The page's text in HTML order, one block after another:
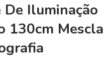
Iluminação
130cm Mescla